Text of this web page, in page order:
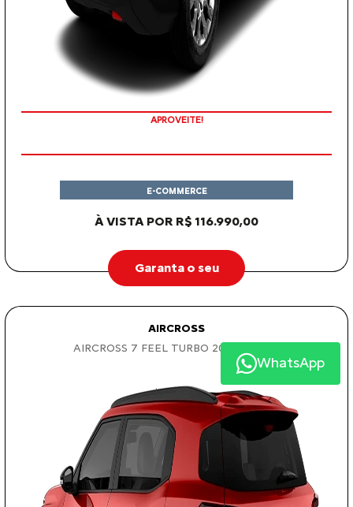
APROVEITE!
À VISTA POR R$ 116.990,00
E-COMMERCE
Garanta o seu
AIRCROSS
AIRCROSS 7 FEEL TURBO 200 AT 2026
WhatsApp